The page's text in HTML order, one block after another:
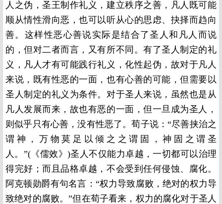
人之伪，圣王制作礼义，建立秩序之善，凡人既可能
顺从情性滑向恶，也可以听从心的思虑、抉择而趋向
善。这样性恶心善说实际是结合了圣人和凡人而说
的，但对二者而言，又有所不同。有了圣人制定的礼
义，凡人才有可能践行礼义，化性起伪，故对于凡人
来说，既有性恶的一面，也有心善的可能，但需要以
圣人制定的礼义为条件。对于圣人来说，虽然也是从
凡人发展而来，故也有恶的一面，但一旦成为圣人，
则似乎只有心善，没有性恶了。荀子说：“尽善挟治之
谓神，万物莫足以倾之之谓固，神固之谓圣
人。”(《儒效》)圣人不仅能力卓越，一切都可以治理
得完好；而且品格卓越，不会受到任何侵蚀、腐化。
阿克顿勋爵有句名言：“权力导致腐败，绝对的权力导
致绝对的腐败。”但在荀子看来，权力的腐化对于圣人